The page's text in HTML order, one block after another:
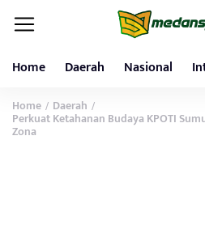
Home Daerah Nasional
Home / Daerah /
Perkuat Ketahanan Budaya KPOTI
Zona